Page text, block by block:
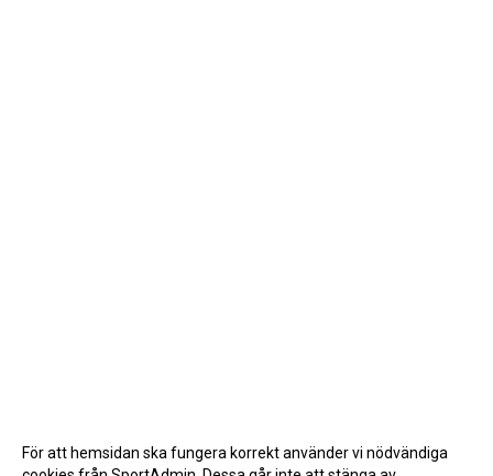
För att hemsidan ska fungera korrekt använder vi nödvändiga